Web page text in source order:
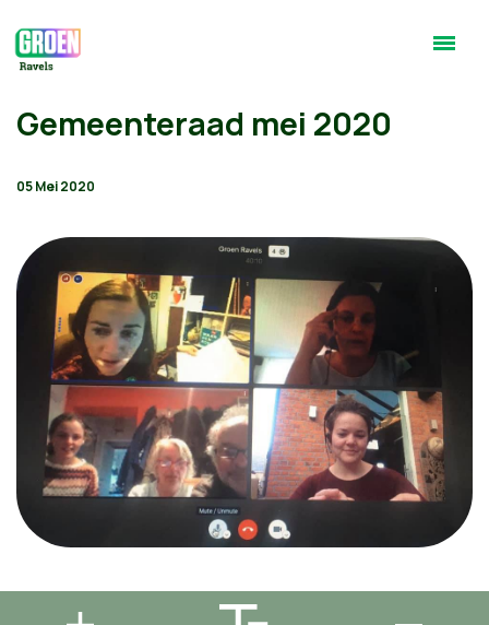
Gemeenteraad mei 2020
05 Mei 2020